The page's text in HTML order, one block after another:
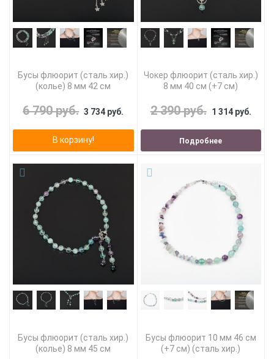
Бусы флюорит (сталь хир.)
(колье) 8 мм 42 см
6 790 руб. 3 734 руб.
В корзину!
Чокер флюорит (сталь хир.)
8 мм 40 см (+7 см)
2 390 руб. 1 314 руб.
Подробнее
Бусы флюорит (сталь хир.)
(колье) 8 мм 45 см
Бусы флюорит 10 мм 46 см
(+7 см) (сталь хир.)